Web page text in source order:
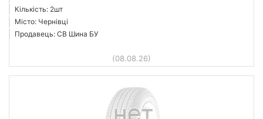
Кількість: 2шт
Місто: Чернівці
Продавець: СВ Шина БУ
(08.08.26)